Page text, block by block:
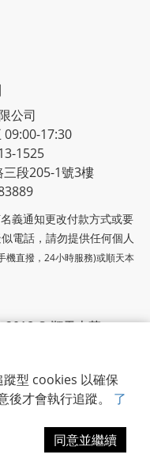
型 cookies 以確保
後才會執行追蹤。 了
同意並繼續
公司
09:00-17:30
1525
段205-1號3樓
義通知更改付款方式或要
電話，請勿提供任何個人
機直撥，24小時服務)或順天本
© 順天本草